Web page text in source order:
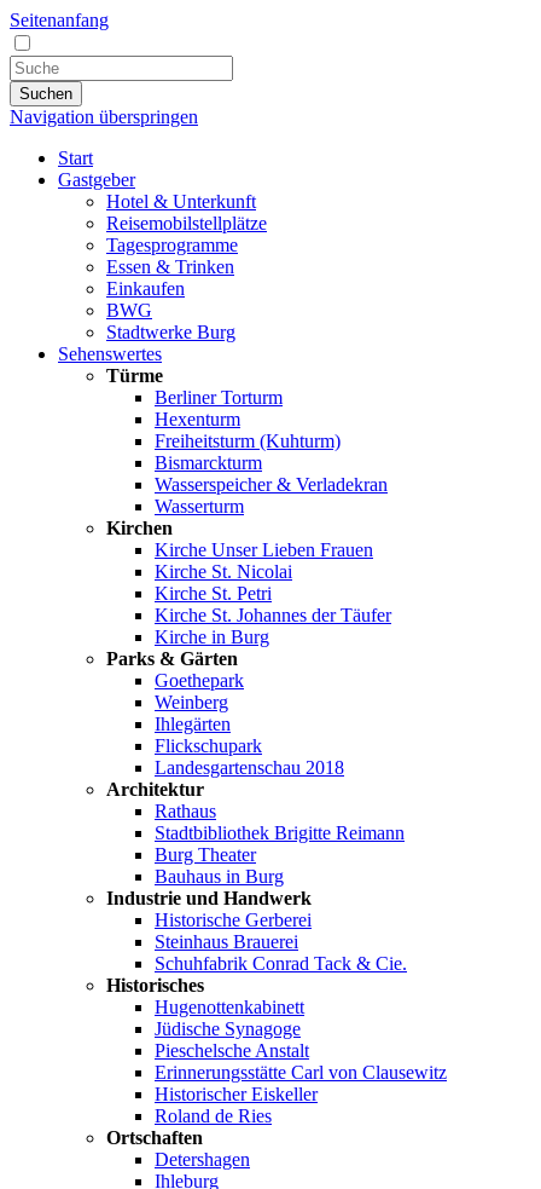
Seitenanfang
Suchen
Navigation überspringen
Start
Gastgeber
Hotel & Unterkunft
Reisemobilstellplätze
Tagesprogramme
Essen & Trinken
Einkaufen
BWG
Stadtwerke Burg
Sehenswertes
Türme
Berliner Torturm
Hexenturm
Freiheitsturm (Kuhturm)
Bismarckturm
Wasserspeicher & Verladekran
Wasserturm
Kirchen
Kirche Unser Lieben Frauen
Kirche St. Nicolai
Kirche St. Petri
Kirche St. Johannes der Täufer
Kirche in Burg
Parks & Gärten
Goethepark
Weinberg
Ihlegärten
Flickschupark
Landesgartenschau 2018
Architektur
Rathaus
Stadtbibliothek Brigitte Reimann
Burg Theater
Bauhaus in Burg
Industrie und Handwerk
Historische Gerberei
Steinhaus Brauerei
Schuhfabrik Conrad Tack & Cie.
Historisches
Hugenottenkabinett
Jüdische Synagoge
Pieschelsche Anstalt
Erinnerungsstätte Carl von Clausewitz
Historischer Eiskeller
Roland de Ries
Ortschaften
Detershagen
Ihleburg